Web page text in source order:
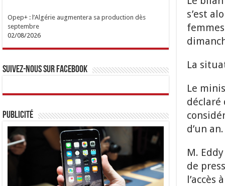
s’est
La
Le
déclaré
d’un an.
M.
de
l’accès
Opep+ : l’Algérie augmentera sa production dès
septembre
02/08/2026
Suivez-nous sur Facebook
Publicité